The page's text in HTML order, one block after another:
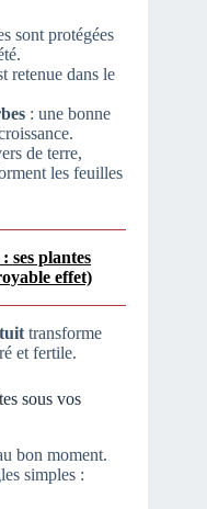
sont protégées
retenue dans le
: une bonne
de terre,
les feuilles
ses plantes
effet)
transforme
et fertile.
sous vos
bon moment.
simples :